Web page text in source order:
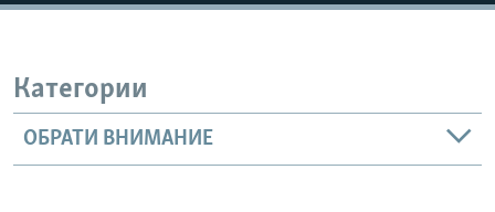
Категории
ОБРАТИ ВНИМАНИЕ